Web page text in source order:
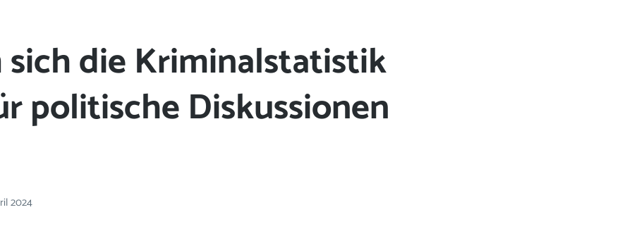
die Kriminalstatistik
politische Diskussionen
2024